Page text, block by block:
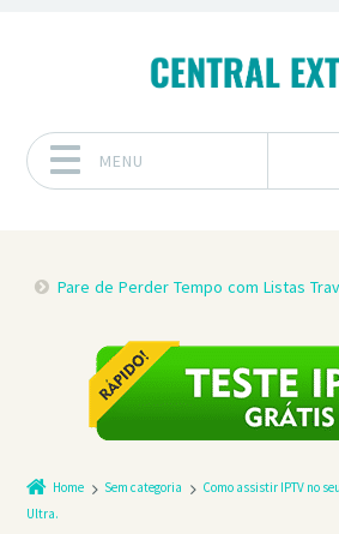
MENU
Pare de Perder Tempo com Listas
Home Sem categoria
Como assistir IPTV no
Ultra.